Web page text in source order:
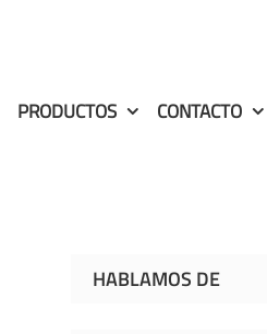
PRODUCTOS CONTACTO
HABLAMOS DE